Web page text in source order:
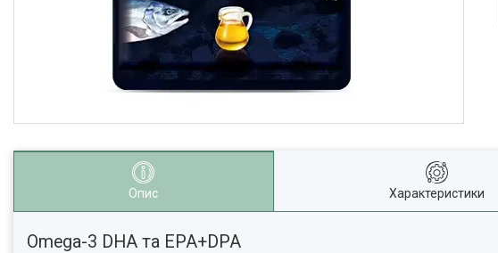
Опис Характеристики
Omega-3 DHA та EPA+DPA